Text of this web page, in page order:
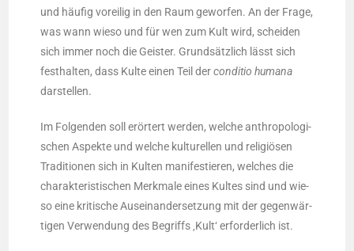
und häu­fig vor­ei­lig in den Raum gewor­fen. An der Fra­ge,
was wann wie­so und für wen zum Kult wird, schei­den
sich immer noch die Geis­ter. Grund­sätz­lich lässt sich
fest­hal­ten, dass Kul­te einen Teil dercon­di­tio huma­na
darstellen.
Im Fol­gen­den soll erör­tert wer­den, wel­che anthro­po­lo­gi­
schen Aspek­te und wel­che kul­tu­rel­len und reli­giö­sen
Tra­di­tio­nen sich in Kul­ten mani­fes­tie­ren, wel­ches die
cha­rak­te­ris­ti­schen Merk­ma­le eines Kul­tes sind und wie­
so eine kri­ti­sche Aus­ein­an­der­set­zung mit der gegen­wär­
ti­gen Ver­wen­dung des Begriffs ‚Kult‘ erfor­der­lich ist.